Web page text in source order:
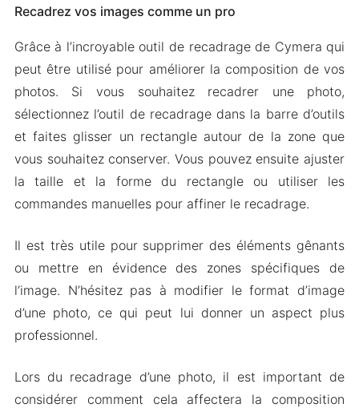
Recadrez vos images comme un pro
Grâce à l’incroyable outil de recadrage de Cymera qui
peut être utilisé pour améliorer la composition de vos
photos. Si vous souhaitez recadrer une photo,
sélectionnez l’outil de recadrage dans la barre d’outils
et faites glisser un rectangle autour de la zone que
vous souhaitez conserver. Vous pouvez ensuite ajuster
la taille et la forme du rectangle ou utiliser les
commandes manuelles pour affiner le recadrage.
Il est très utile pour supprimer des éléments gênants
ou mettre en évidence des zones spécifiques de
l’image. N’hésitez pas à modifier le format d’image
d’une photo, ce qui peut lui donner un aspect plus
professionnel.
Lors du recadrage d’une photo, il est important de
considérer comment cela affectera la composition